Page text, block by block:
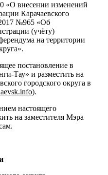
внесении изменений
Карачаевского
№965 «Об
(учёту)
на территории
постановление в
Тау» и разместить на
городского округа в
.info).
настоящего
на заместителя Мэра